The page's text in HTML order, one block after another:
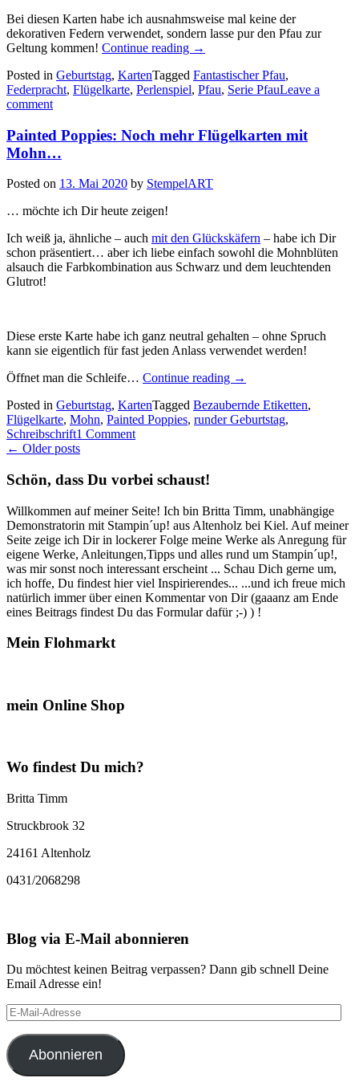
Bei diesen Karten habe ich ausnahmsweise mal keine der
dekorativen Federn verwendet, sondern lasse pur den Pfau zur
Geltung kommen! Continue reading „Fantastischer
6:
zwei
→
Posted in Geburtstag, KartenTagged Fantastischer Pfau,
Federpracht, Flügelkarte, Perlenspiel, Pfau, Serie PfauLeave a
comment
Painted Poppies: Noch mehr Flügelkarten mit
Mohn…
Posted on 13. Mai 2020 by StempelART
… möchte ich Dir heute zeigen!
Ich weiß ja, ähnliche – auch mit den Glückskäfern – habe ich Dir
schon präsentiert… aber ich liebe einfach sowohl die Mohnblüten
alsauch die Farbkombination aus Schwarz und dem leuchtenden
Glutrot!
Diese erste Karte habe ich ganz neutral gehalten – ohne Spruch
kann sie eigentlich für fast jeden Anlass verwendet werden!
Öffnet man die Schleife… Continue reading „Painted
Noch
mehr
→
Posted in Geburtstag, KartenTagged Bezaubernde Etiketten,
Flügelkarte, Mohn, Painted Poppies, runder Geburtstag,
Schreibschrift1 Comment
Posts
← Older posts
Schön, dass Du vorbei schaust!
Willkommen auf meiner Seite! Ich bin Britta Timm, unabhängige
Demonstratorin mit Stampin´up! aus Altenholz bei Kiel. Auf meiner
Seite zeige ich Dir in lockerer Folge meine Werke als Anregung für
eigene Werke, Anleitungen,Tipps und alles rund um Stampin´up!,
was mir sonst noch interessant erscheint ... Schau Dich gerne um,
ich hoffe, Du findest hier viel Inspirierendes... ...und ich freue mich
natürlich immer über einen Kommentar von Dir (gaaanz am Ende
eines Beitrags findest Du das Formular dafür ;-) ) !
Mein Flohmarkt
mein Online Shop
Wo findest Du mich?
Britta Timm
Struckbrook 32
24161 Altenholz
0431/2068298
Blog via E-Mail abonnieren
Du möchtest keinen Beitrag verpassen? Dann gib schnell Deine
Email Adresse ein!
E-
Mail-
Adresse
Abonnieren